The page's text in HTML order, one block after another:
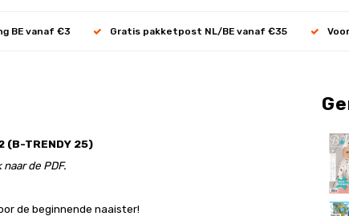
BE vanaf €3 Gratis pakketpost NL/BE vanaf €35
(B-TRENDY 25)
de PDF.
de beginnende naaister!